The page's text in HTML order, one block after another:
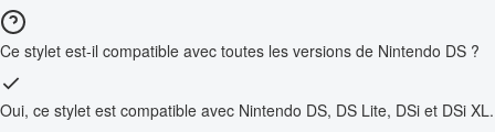
Ce stylet est-il compatible avec toutes les versions de Nintendo DS ?
Oui, ce stylet est compatible avec Nintendo DS, DS Lite, DSi et DSi XL.